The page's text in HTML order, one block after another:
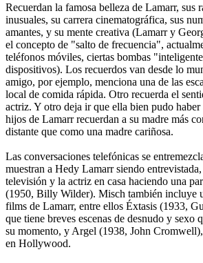
Recuerdan la famosa belleza de Lamarr, sus
inusuales, su carrera cinematográfica, sus
amantes, y su mente creativa (Lamarr y
el concepto de "salto de frecuencia",
teléfonos móviles, ciertas bombas
dispositivos). Los recuerdos van desde lo
amigo, por ejemplo, menciona una de las
local de comida rápida. Otro recuerda el
actriz. Y otro deja ir que ella bien pudo
hijos de Lamarr recuerdan a su madre más
distante que como una madre cariñosa.
Las conversaciones telefónicas se
muestran a Hedy Lamarr siendo
televisión y la actriz en casa haciendo una
(1950, Billy Wilder). Misch también incluye
films de Lamarr, entre ellos Éxtasis (1933,
que tiene breves escenas de desnudo y sexo
su momento, y Argel (1938, John
en Hollywood.